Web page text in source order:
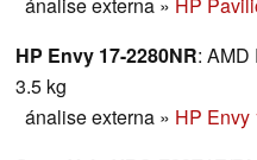
HP Envy 17-2280NR: AMD
3.5 kg
ánalise externa » HP Envy